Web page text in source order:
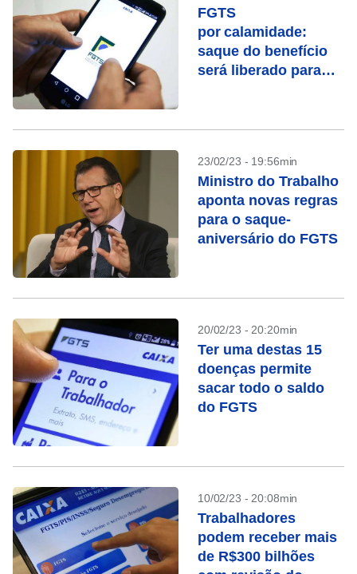
FGTS
por calamidade:
saque do benefício
será liberado para
23/02/23 - 19:56min
Ministro do Trabalho
aponta novas regras
para o saque-
aniversário do FGTS
20/02/23 - 20:20min
Ter uma destas 15
doenças permite
sacar todo o saldo
do FGTS
10/02/23 - 20:08min
Trabalhadores
podem receber mais
de R$300 bilhões